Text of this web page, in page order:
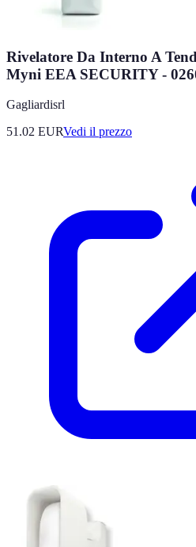
Rivelatore Da Interno A
Myni EEA SECURITY -
Gagliardisrl
51.02 EURVedi il prezzo